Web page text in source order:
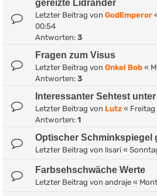
gereizte Lidränder
Letzter Beitrag von GodEmperor
00:54
Antworten: 3
Fragen zum Visus
Letzter Beitrag von Onkel Bob «
Antworten: 3
Interessanter Sehtest
Letzter Beitrag von Lutz « Freitag
Antworten: 1
Optischer Schminkspiegel
Letzter Beitrag von lisari «
Farbsehschwäche Werte
Letzter Beitrag von andraje «